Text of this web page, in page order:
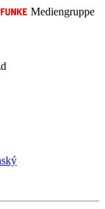
Mediengruppe